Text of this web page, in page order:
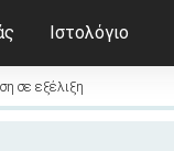
Ιστολόγιο
σε εξέλιξη